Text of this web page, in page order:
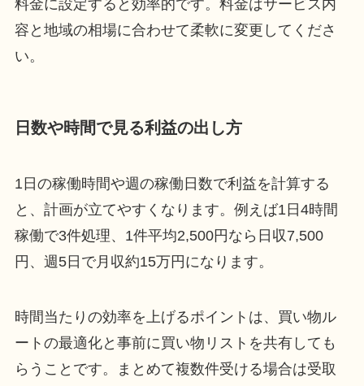
料金に設定すると効率的です。料金はサービス内
容と地域の相場に合わせて柔軟に変更してくださ
い。
日数や時間で見る利益の出し方
1日の稼働時間や週の稼働日数で利益を計算する
と、計画が立てやすくなります。例えば1日4時間
稼働で3件処理、1件平均2,500円なら日収7,500
円、週5日で月収約15万円になります。
時間当たりの効率を上げるポイントは、買い物ル
ートの最適化と事前に買い物リストを共有しても
らうことです。まとめて複数件受ける場合は受取